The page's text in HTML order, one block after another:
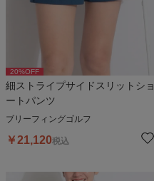
20%OFF
細ストライプサイドスリットショ
ートパンツ
ブリーフィングゴルフ
￥21,120税込